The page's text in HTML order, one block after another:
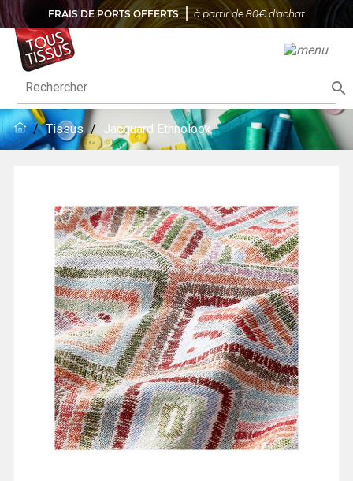
FRAIS DE PORTS OFFERTS à partir de 80€ d'achat

Tissus Jacquard Ethnolook